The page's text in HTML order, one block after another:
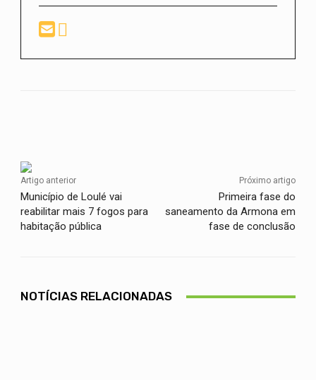
Artigo anterior
Município de Loulé vai
reabilitar mais 7 fogos para
habitação pública
Próximo artigo
Primeira fase do
saneamento da Armona em
fase de conclusão
NOTÍCIAS RELACIONADAS